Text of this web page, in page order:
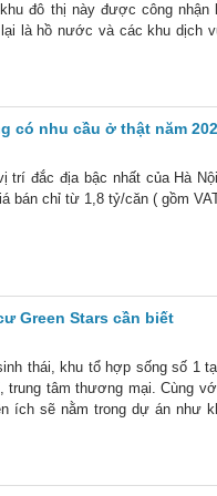
đô thị này được công
là hồ nước và các khu dịch
có nhu cầu ở thật năm
đắc địa bậc nhất của Hà
bán chỉ từ 1,8 tỷ/căn ( gồm
Green Stars cần biết
thái, khu tổ hợp sống số 1
tâm thương mại. Cùng
ích sẽ nằm trong dự án như